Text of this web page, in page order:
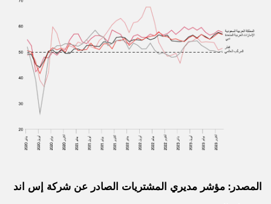
المصدر: مؤشر مديري المشتريات الصادر عن شركة إس اند